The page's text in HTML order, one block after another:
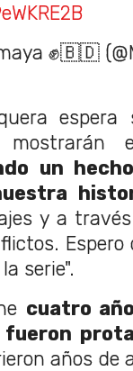
✊🇧🇩
espera
un
y a
serie".
cuatro
fueron
años de